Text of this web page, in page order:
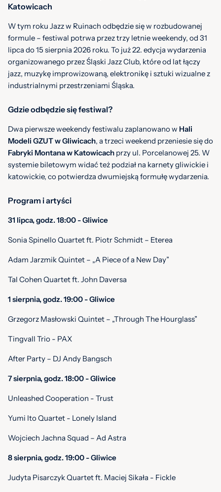
Katowicach
W tym roku Jazz w Ruinach odbędzie się w rozbudowanej
formule – festiwal potrwa przez trzy letnie weekendy, od 31
lipca do 15 sierpnia 2026 roku. To już 22. edycja wydarzenia
organizowanego przez Śląski Jazz Club, które od lat łączy
jazz, muzykę improwizowaną, elektronikę i sztuki wizualne z
industrialnymi przestrzeniami Śląska.
Gdzie odbędzie się festiwal?
Dwa pierwsze weekendy festiwalu zaplanowano w Hali
Modeli GZUT w Gliwicach, a trzeci weekend przeniesie się do
Fabryki Montana w Katowicach przy ul. Porcelanowej 25. W
systemie biletowym widać też podział na karnety gliwickie i
katowickie, co potwierdza dwumiejską formułę wydarzenia.
Program i artyści
31 lipca, godz. 18:00 - Gliwice
Sonia Spinello Quartet ft. Piotr Schmidt – Eterea
Adam Jarzmik Quintet – „A Piece of a New Day”
Tal Cohen Quartet ft. John Daversa
1 sierpnia, godz. 19:00 - Gliwice
Grzegorz Masłowski Quintet – „Through The Hourglass”
Tingvall Trio - PAX
After Party – DJ Andy Bangsch
7 sierpnia, godz. 18:00 - Gliwice
Unleashed Cooperation - Trust
Yumi Ito Quartet - Lonely Island
Wojciech Jachna Squad – Ad Astra
8 sierpnia, godz. 19:00 - Gliwice
Judyta Pisarczyk Quartet ft. Maciej Sikała - Fickle